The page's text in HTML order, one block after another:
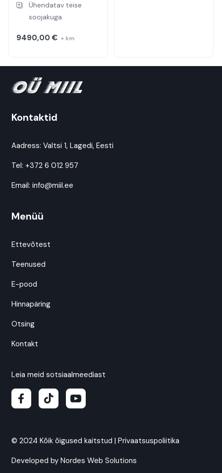
Ühendatav teise
soojakuga
9490,00€ + km
Kontaktid
Aadress: Valtsi 1, Lagedi, Eesti
Tel: +372 6 012 957
Email: info@miil.ee
Menüü
Ettevõtest
Teenused
E-pood
Hinnapäring
Otsing
Kontakt
Leia meid sotsiaalmeediast
© 2024 Kõik õigused kaitstud | Privaatsuspoliitika
Developed by Nordes Web Solutions